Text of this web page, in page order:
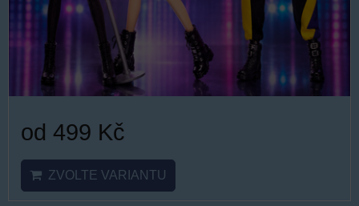
od 499 Kč
ZVOLTE VARIANTU